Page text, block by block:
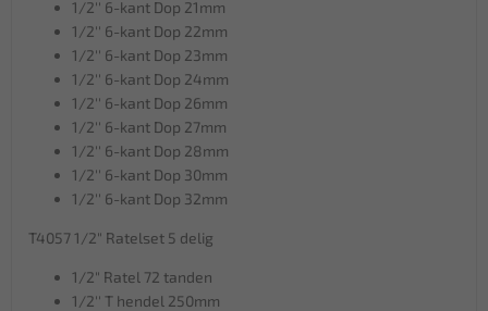
1/2'' 6-kant Dop 21mm
1/2'' 6-kant Dop 22mm
1/2'' 6-kant Dop 23mm
1/2'' 6-kant Dop 24mm
1/2'' 6-kant Dop 26mm
1/2'' 6-kant Dop 27mm
1/2'' 6-kant Dop 28mm
1/2'' 6-kant Dop 30mm
1/2'' 6-kant Dop 32mm
T4057 1/2" Ratelset 5 delig
1/2" Ratel 72 tanden
1/2'' T hendel 250mm